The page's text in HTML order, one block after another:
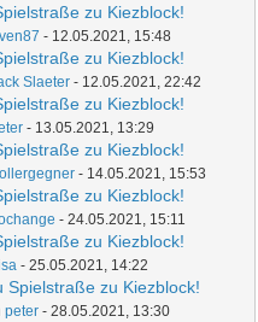
zu Kiezblock!
- 12.05.2021, 15:48
zu Kiezblock!
Slaeter - 12.05.2021, 22:42
zu Kiezblock!
- 13.05.2021, 13:29
zu Kiezblock!
- 14.05.2021, 15:53
zu Kiezblock!
- 24.05.2021, 15:11
zu Kiezblock!
- 25.05.2021, 14:22
Spielstraße zu Kiezblock!
peter - 28.05.2021, 13:30